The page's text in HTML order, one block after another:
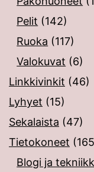
Pelit (142)
Ruoka (117)
Valokuvat (6)
Linkkivinkit (46)
Lyhyet (15)
Sekalaista (47)
Tietokoneet
Blogi ja